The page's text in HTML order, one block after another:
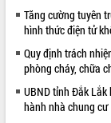
Tăng cường tuyên
hình thức điện tử
Quy định trách
phòng cháy, chữa
UBND tỉnh Đắk
hành nhà chung cư